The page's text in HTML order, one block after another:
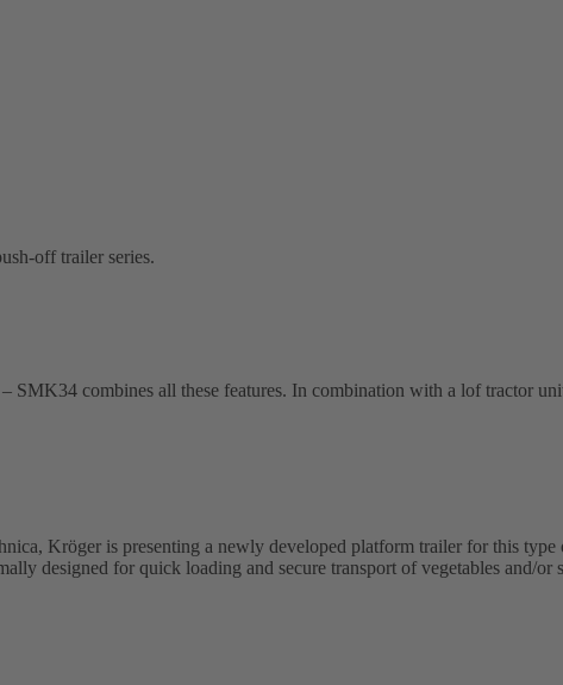
off trailer series.
SMK34 combines all these features. In combination with a lof tractor
Kröger is presenting a newly developed platform trailer for this
designed for quick loading and secure transport of vegetables and/or